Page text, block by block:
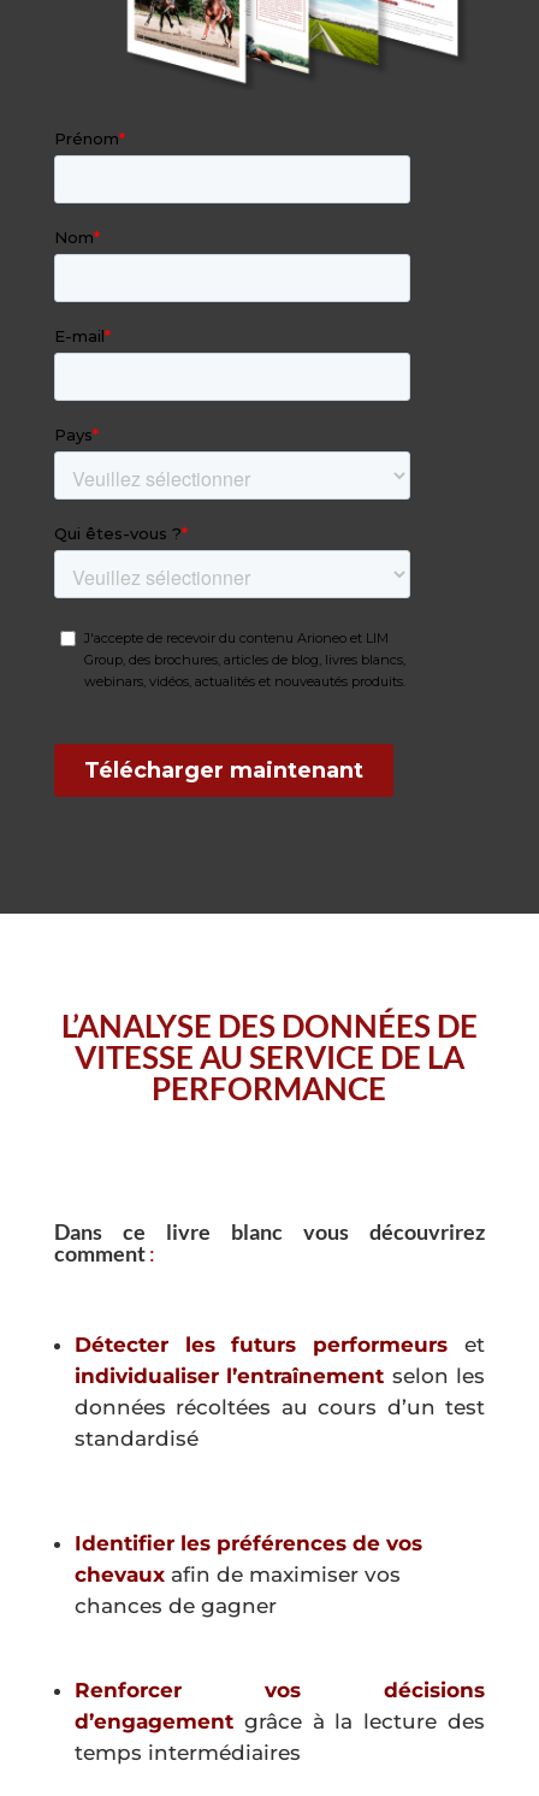
L’ANALYSE DES DONNÉES DE
VITESSE AU SERVICE DE LA
PERFORMANCE
Dans ce livre blanc vous découvrirez
comment:
Détecter les futurs performeurs et
individualiser l’entraînement selon les
données récoltées au cours d’un test
standardisé
Identifier les préférences de vos
chevauxafin de maximiser vos
chances de gagner
Renforcer vos décisions
d’engagement grâce à la lecture des
temps intermédiaires